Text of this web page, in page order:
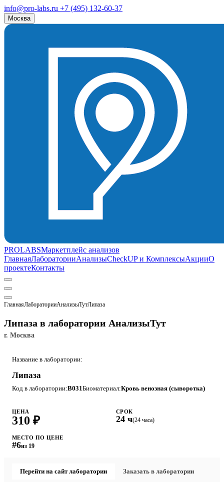
info@pro-labs.ru +7 (495) 132-60-37
Москва
PROLABSМаркетплейс анализов
ГлавнаяЛабораторииАнализыCheckUP и КомплексыАкцииО
проектеКонтакты
ГлавнаяЛабораторииАнализыТутЛипаза
Липаза в лаборатории АнализыТут
г. Москва
Название в лаборатории:
Липаза
Код в лаборатории:B031Биоматериал:Кровь венозная (сыворотка)
ЦЕНА
310 ₽
СРОК
24 ч(24 часа)
МЕСТО ПО ЦЕНЕ
#6из 19
Перейти на сайт лаборатории Заказать в лаборатории